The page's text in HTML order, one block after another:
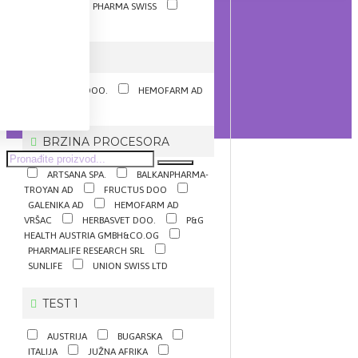
PHARMA SWISS
ACTAVIS DOO.
HEMOFARM AD
BRZINA PROCESORA
ARTSANA SPA.
BALKANPHARMA-
TROYAN AD
FRUCTUS DOO
GALENIKA AD
HEMOFARM AD
VRŠAC
HERBASVET DOO.
P&G
HEALTH AUSTRIA GMBH&CO.OG
PHARMALIFE RESEARCH SRL
SUNLIFE
UNION SWISS LTD
TEST 1
AUSTRIJA
BUGARSKA
ITALIJA
JUŽNA AFRIKA